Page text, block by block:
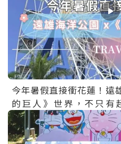
今年暑假直接衝花蓮！遠
的巨人》世界，不只有
輪」，還有主題場景、限
收集